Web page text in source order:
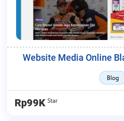
Website Media Online
Blog
Rp99K Star